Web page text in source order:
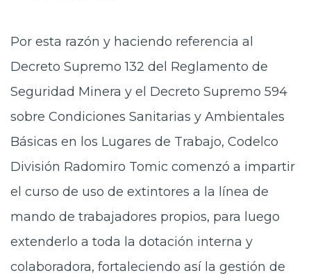
Por esta razón y haciendo referencia al
Decreto Supremo 132 del Reglamento de
Seguridad Minera y el Decreto Supremo 594
sobre Condiciones Sanitarias y Ambientales
Básicas en los Lugares de Trabajo, Codelco
División Radomiro Tomic comenzó a impartir
el curso de uso de extintores a la línea de
mando de trabajadores propios, para luego
extenderlo a toda la dotación interna y
colaboradora, fortaleciendo así la gestión de